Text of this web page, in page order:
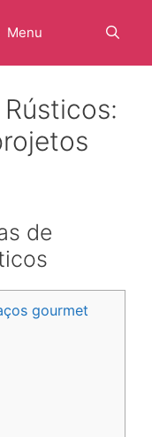
Menu
de
gourmet